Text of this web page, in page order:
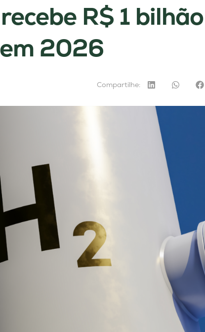
R$ 1
2026
Compartilhe: